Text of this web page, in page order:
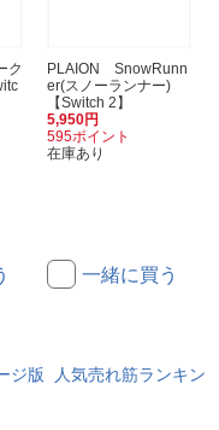
ク
PLAION SnowRunn
er(スノーランナー)
【Switch 2】
5,950円
595ポイント
在庫あり
一緒に買う
ジ版 人気売れ筋ランキン